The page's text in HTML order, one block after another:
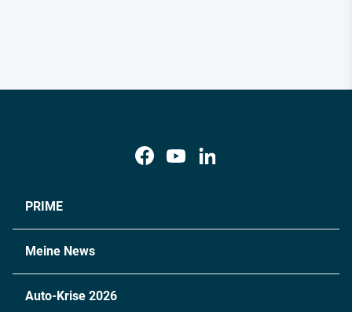
PRIME
Meine News
Auto-Krise 2026